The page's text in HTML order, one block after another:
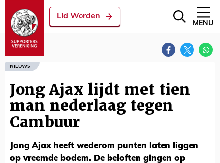
Lid Worden
MENU
NIEUWS
Jong Ajax lijdt met tien
man nederlaag tegen
Cambuur
Jong Ajax heeft wederom punten laten liggen
op vreemde bodem. De beloften gingen op